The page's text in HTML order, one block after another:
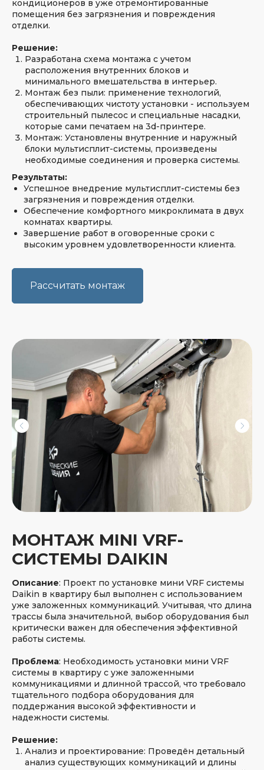
кондиционеров в уже отремонтированные
помещения без загрязнения и повреждения
отделки.
Решение:
Разработана схема монтажа с учетом
расположения внутренних блоков и
минимального вмешательства в интерьер.
Монтаж без пыли: применение технологий,
обеспечивающих чистоту установки - используем
строительный пылесос и специальные насадки,
которые сами печатаем на 3d-принтере.
Монтаж: Установлены внутренние и наружный
блоки мультисплит-системы, произведены
необходимые соединения и проверка системы.
Результаты:
Успешное внедрение мультисплит-системы без
загрязнения и повреждения отделки.
Обеспечение комфортного микроклимата в двух
комнатах квартиры.
Завершение работ в оговоренные сроки с
высоким уровнем удовлетворенности клиента.
Рассчитать монтаж
МОНТАЖ MINI VRF-
СИСТЕМЫ DAIKIN
Описание: Проект по установке мини VRF системы
Daikin в квартиру был выполнен с использованием
уже заложенных коммуникаций. Учитывая, что длина
трассы была значительной, выбор оборудования был
критически важен для обеспечения эффективной
работы системы.
Проблема: Необходимость установки мини VRF
системы в квартиру с уже заложенными
коммуникациями и длинной трассой, что требовало
тщательного подбора оборудования для
поддержания высокой эффективности и
надежности системы.
Решение:
Анализ и проектирование: Проведён детальный
анализ существующих коммуникаций и длины